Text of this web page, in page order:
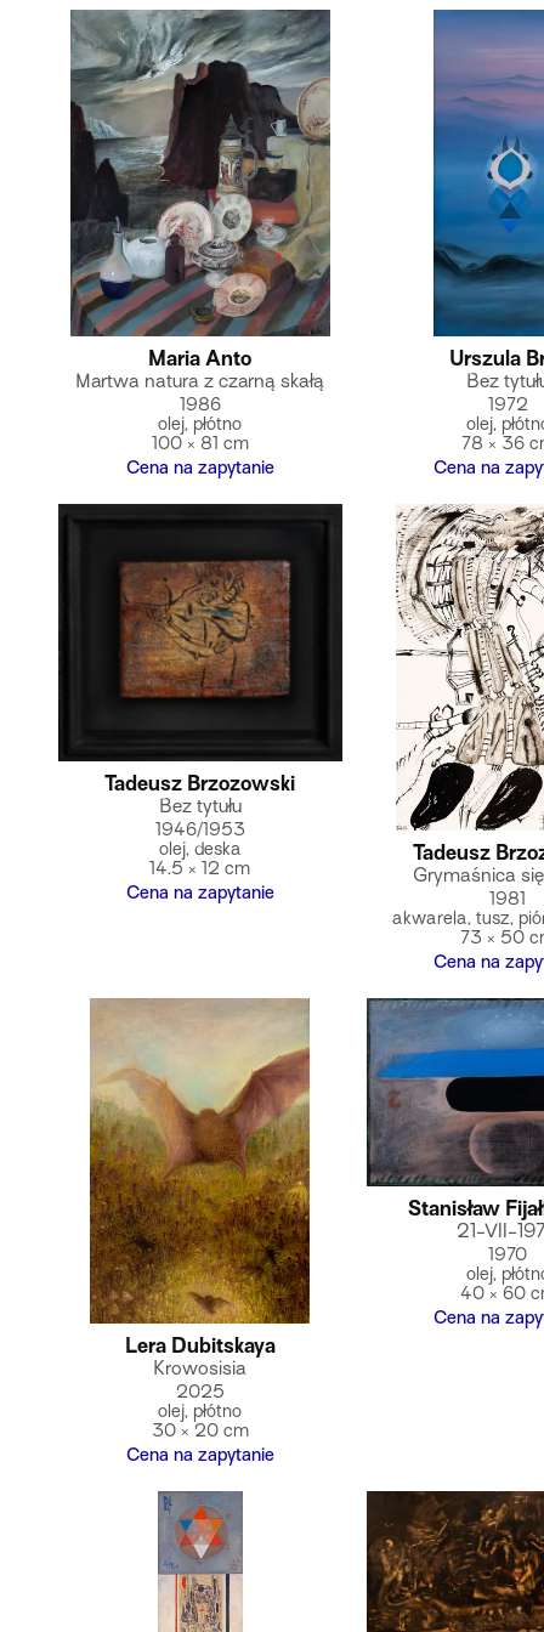
Maria Anto
Martwa natura z czarną skałą
1986
olej, płótno
100 × 81 cm
Cena na zapytanie
Urszula
Bez
1972
olej,
78 × 36
Cena na
Tadeusz Brzozowski
Bez tytułu
1946/1953
olej, deska
14.5 × 12 cm
Cena na zapytanie
Tadeusz
Grymaśnica
1981
akwarela, tusz,
73 × 50
Cena na
Lera Dubitskaya
Krowosisia
2025
olej, płótno
30 × 20 cm
Cena na zapytanie
Stanisław
21-VII-
1970
olej,
40 × 60
Cena na